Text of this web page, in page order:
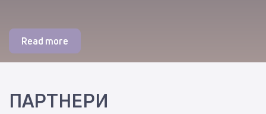
Read more
ПАРТНЕРИ